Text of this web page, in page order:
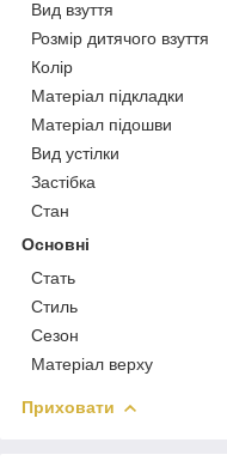
Вид взуття
Розмір дитячого взуття
Колір
Матеріал підкладки
Матеріал підошви
Вид устілки
Застібка
Стан
Основні
Стать
Стиль
Сезон
Матеріал верху
Приховати